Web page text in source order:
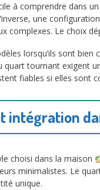
à comprendre dans
une
complexes. Le choix
lorsqu’ils sont bien
tournant exigent
fiables si elles sont
intégration
choisi dans la maison
minimalistes. Le
unique.